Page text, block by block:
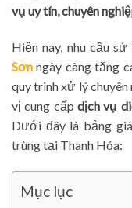
vụ uy tín, chuyên
Hiện nay, nhu cầu sử
Sơnngày càng tăng
quy trình xử lý
vị cung cấp dịch vụ
Dưới đây là bảng
trùng tại Thanh Hóa:
Mục lục